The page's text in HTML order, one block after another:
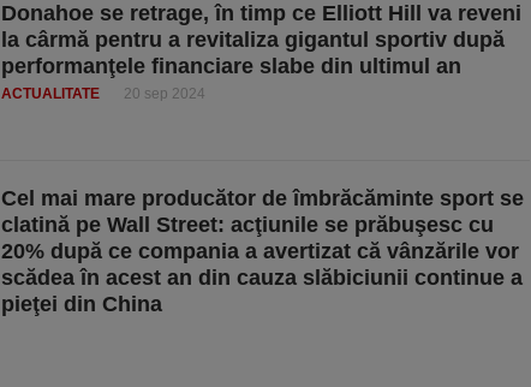
Donahoe se retrage, în timp ce Elliott Hill va reveni
la cârmă pentru a revitaliza gigantul sportiv după
performanţele financiare slabe din ultimul an
ACTUALITATE 20 sep 2024
Cel mai mare producător de îmbrăcăminte sport se
clatină pe Wall Street: acţiunile se prăbuşesc cu
20% după ce compania a avertizat că vânzările vor
scădea în acest an din cauza slăbiciunii continue a
pieţei din China